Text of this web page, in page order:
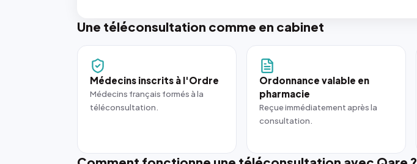
Une téléconsultation comme en cabinet
Médecins inscrits à l'Ordre
Médecins français formés à la
téléconsultation.
Ordonnance valable en
pharmacie
Reçue immédiatement après la
consultation.